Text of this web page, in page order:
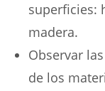
superficies:
madera.
Observar
de los